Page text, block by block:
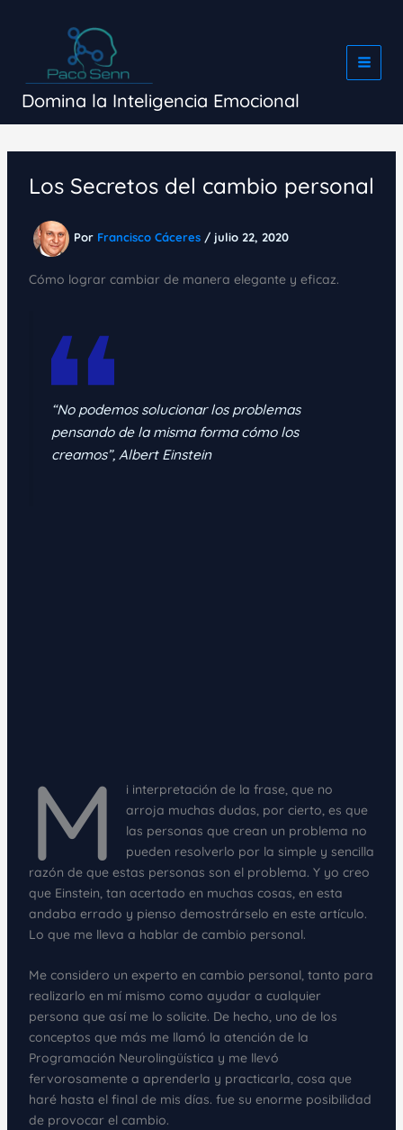
Domina la Inteligencia Emocional
Los Secretos del cambio personal
Por Francisco Cáceres / julio 22, 2020
Cómo lograr cambiar de manera elegante y eficaz.
“No podemos solucionar los problemas
pensando de la misma forma cómo los
creamos”, Albert Einstein
M
i interpretación de la frase, que no
arroja muchas dudas, por cierto, es que
las personas que crean un problema no
pueden resolverlo por la simple y sencilla
razón de que estas personas son el problema. Y yo creo
que Einstein, tan acertado en muchas cosas, en esta
andaba errado y pienso demostrárselo en este artículo.
Lo que me lleva a hablar de cambio personal.
Me considero un experto en cambio personal, tanto para
realizarlo en mí mismo como ayudar a cualquier
persona que así me lo solicite. De hecho, uno de los
conceptos que más me llamó la atención de la
Programación Neurolingüística y me llevó
fervorosamente a aprenderla y practicarla, cosa que
haré hasta el final de mis días. fue su enorme posibilidad
de provocar el cambio.